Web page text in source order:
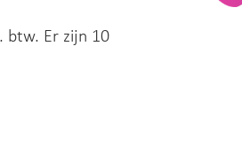
btw. Er zijn 10